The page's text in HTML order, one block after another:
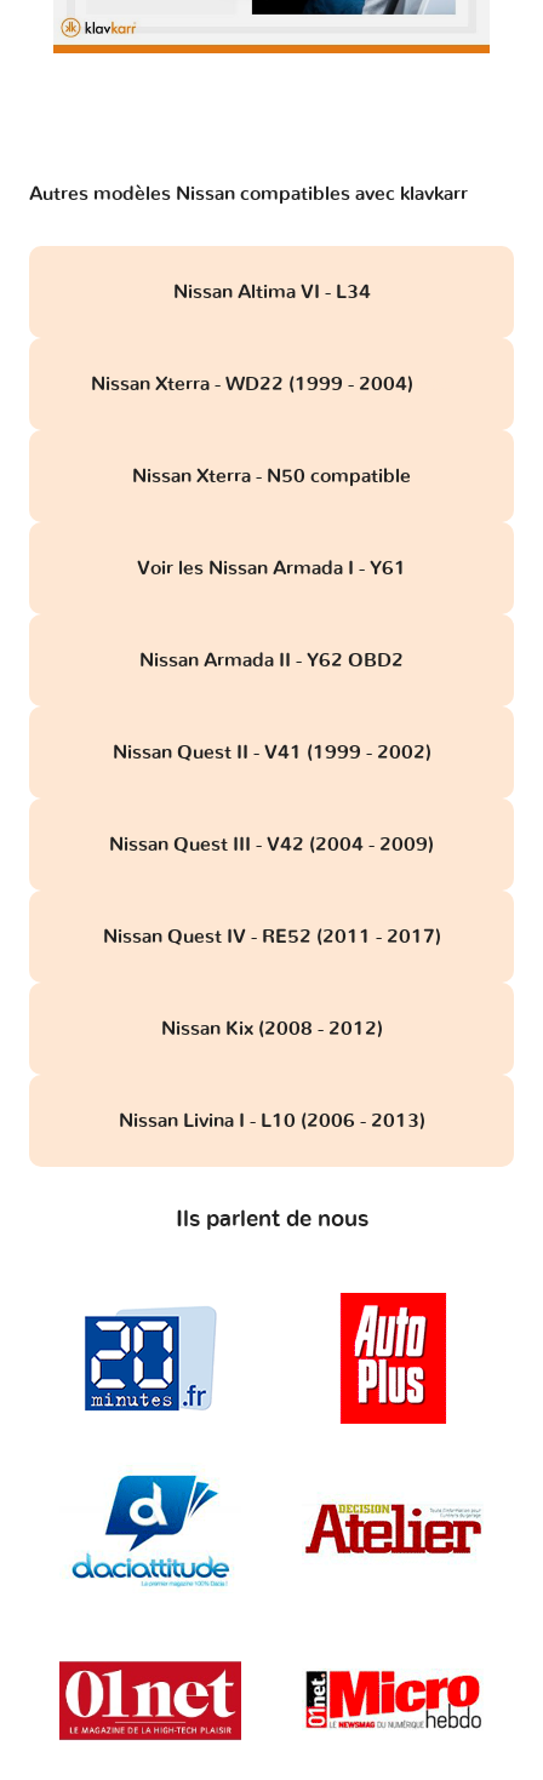
Autres modèles Nissan compatibles avec klavkarr
Nissan Altima VI - L34
Nissan Xterra - WD22 (1999 - 2004)
Nissan Xterra - N50 compatible
Voir les Nissan Armada I - Y61
Nissan Armada II - Y62 OBD2
Nissan Quest II - V41 (1999 - 2002)
Nissan Quest III - V42 (2004 - 2009)
Nissan Quest IV - RE52 (2011 - 2017)
Nissan Kix (2008 - 2012)
Nissan Livina I - L10 (2006 - 2013)
Ils parlent de nous